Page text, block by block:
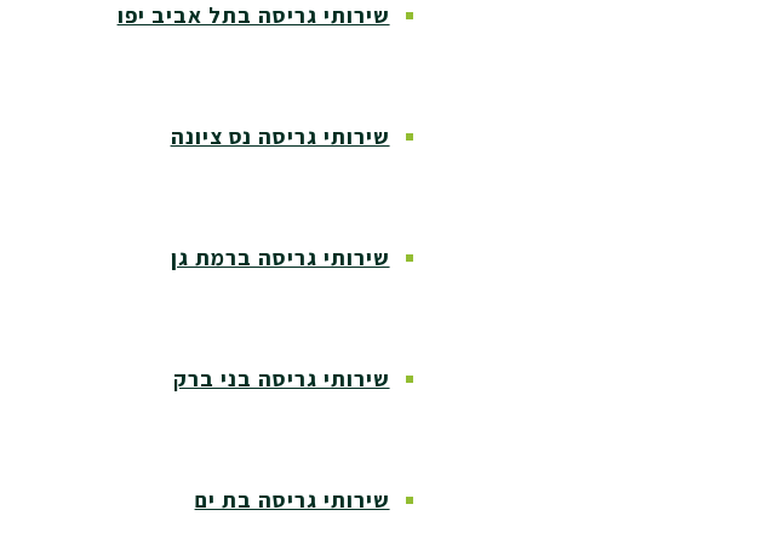
שירותי גריסה בתל אביב יפו
שירותי גריסה נס ציונה
שירותי גריסה ברמת גן
שירותי גריסה בני ברק
שירותי גריסה בת ים